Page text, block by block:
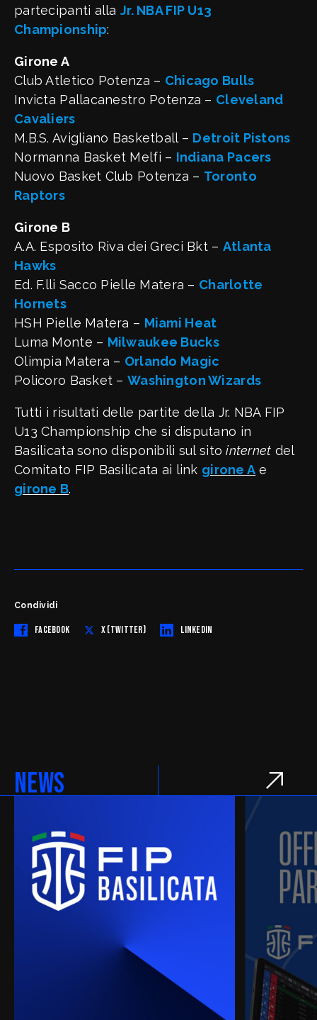
partecipanti allaJr. NBA FIP U13
Championship:
Girone A
Club Atletico Potenza – Chicago Bulls
Invicta Pallacanestro Potenza – Cleveland
Cavaliers
M.B.S. Avigliano Basketball – Detroit Pistons
Normanna Basket Melfi – Indiana Pacers
Nuovo Basket Club Potenza – Toronto
Raptors
Girone B
A.A. Esposito Riva dei Greci Bkt – Atlanta
Hawks
Ed. F.lli Sacco Pielle Matera – Charlotte
Hornets
HSH Pielle Matera – Miami Heat
Luma Monte – Milwaukee Bucks
Olimpia Matera – Orlando Magic
Policoro Basket –Washington Wizards
Tutti i risultati delle partite della Jr. NBA FIP
U13 Championship che si disputano in
Basilicata sono disponibili sul sitointernet del
Comitato FIP Basilicata ai link girone A e
girone B.
Condividi
FACEBOOK X (TWITTER) LINKEDIN
NEWS